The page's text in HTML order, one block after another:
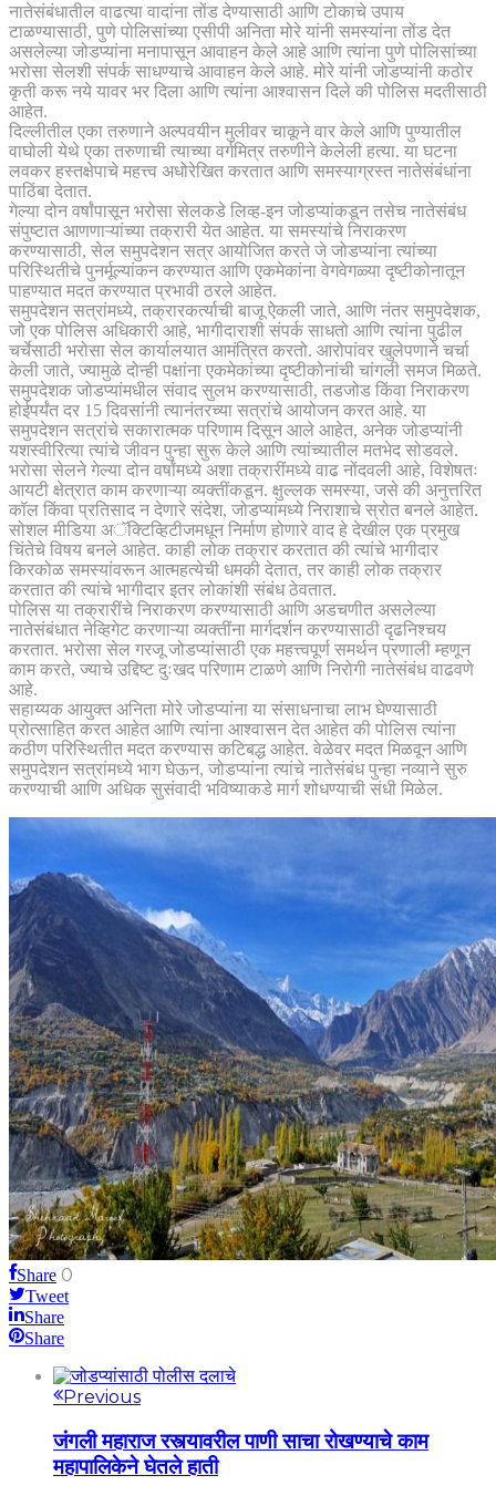
नातेसंबंधातील वाढत्या वादांना तोंड देण्यासाठी आणि टोकाचे उपाय
टाळण्यासाठी, पुणे पोलिसांच्या एसीपी अनिता मोरे यांनी समस्यांना तोंड देत
असलेल्या जोडप्यांना मनापासून आवाहन केले आहे आणि त्यांना पुणे पोलिसांच्या
भरोसा सेलशी संपर्क साधण्याचे आवाहन केले आहे. मोरे यांनी जोडप्यांनी कठोर
कृती करू नये यावर भर दिला आणि त्यांना आश्वासन दिले की पोलिस मदतीसाठी
आहेत.
दिल्लीतील एका तरुणाने अल्पवयीन मुलीवर चाकूने वार केले आणि पुण्यातील
वाघोली येथे एका तरुणाची त्याच्या वर्गमित्र तरुणीने केलेली हत्या. या घटना
लवकर हस्तक्षेपाचे महत्त्व अधोरेखित करतात आणि समस्याग्रस्त नातेसंबंधांना
पाठिंबा देतात.
गेल्या दोन वर्षांपासून भरोसा सेलकडे लिव्ह-इन जोडप्यांकडून तसेच नातेसंबंध
संपुष्टात आणणाऱ्यांच्या तक्रारी येत आहेत. या समस्यांचे निराकरण
करण्यासाठी, सेल समुपदेशन सत्र आयोजित करते जे जोडप्यांना त्यांच्या
परिस्थितीचे पुनर्मूल्यांकन करण्यात आणि एकमेकांना वेगवेगळ्या दृष्टीकोनातून
पाहण्यात मदत करण्यात प्रभावी ठरले आहेत.
समुपदेशन सत्रांमध्ये, तक्रारकर्त्याची बाजू ऐकली जाते, आणि नंतर समुपदेशक,
जो एक पोलिस अधिकारी आहे, भागीदाराशी संपर्क साधतो आणि त्यांना पुढील
चर्चेसाठी भरोसा सेल कार्यालयात आमंत्रित करतो. आरोपांवर खुलेपणाने चर्चा
केली जाते, ज्यामुळे दोन्ही पक्षांना एकमेकांच्या दृष्टीकोनांची चांगली समज मिळते.
समुपदेशक जोडप्यांमधील संवाद सुलभ करण्यासाठी, तडजोड किंवा निराकरण
होईपर्यंत दर 15 दिवसांनी त्यानंतरच्या सत्रांचे आयोजन करत आहे. या
समुपदेशन सत्रांचे सकारात्मक परिणाम दिसून आले आहेत, अनेक जोडप्यांनी
यशस्वीरित्या त्यांचे जीवन पुन्हा सुरू केले आणि त्यांच्यातील मतभेद सोडवले.
भरोसा सेलने गेल्या दोन वर्षांमध्ये अशा तक्रारींमध्ये वाढ नोंदवली आहे, विशेषतः
आयटी क्षेत्रात काम करणाऱ्या व्यक्तींकडून. क्षुल्लक समस्या, जसे की अनुत्तरित
कॉल किंवा प्रतिसाद न देणारे संदेश, जोडप्यांमध्ये निराशाचे स्रोत बनले आहेत.
सोशल मीडिया अॅक्टिव्हिटीजमधून निर्माण होणारे वाद हे देखील एक प्रमुख
चिंतेचे विषय बनले आहेत. काही लोक तक्रार करतात की त्यांचे भागीदार
किरकोळ समस्यांवरून आत्महत्येची धमकी देतात, तर काही लोक तक्रार
करतात की त्यांचे भागीदार इतर लोकांशी संबंध ठेवतात.
पोलिस या तक्रारींचे निराकरण करण्यासाठी आणि अडचणीत असलेल्या
नातेसंबंधात नेव्हिगेट करणाऱ्या व्यक्तींना मार्गदर्शन करण्यासाठी दृढनिश्चय
करतात. भरोसा सेल गरजू जोडप्यांसाठी एक महत्त्वपूर्ण समर्थन प्रणाली म्हणून
काम करते, ज्याचे उद्दिष्ट दुःखद परिणाम टाळणे आणि निरोगी नातेसंबंध वाढवणे
आहे.
सहाय्यक आयुक्त अनिता मोरे जोडप्यांना या संसाधनाचा लाभ घेण्यासाठी
प्रोत्साहित करत आहेत आणि त्यांना आश्वासन देत आहेत की पोलिस त्यांना
कठीण परिस्थितीत मदत करण्यास कटिबद्ध आहेत. वेळेवर मदत मिळवून आणि
समुपदेशन सत्रांमध्ये भाग घेऊन, जोडप्यांना त्यांचे नातेसंबंध पुन्हा नव्याने सुरु
करण्याची आणि अधिक सुसंवादी भविष्याकडे मार्ग शोधण्याची संधी मिळेल.
Share 0
Tweet
Share
Share
Previous
जंगली महाराज रस्त्यावरील पाणी साचा रोखण्याचे काम
महापालिकेने घेतले हाती